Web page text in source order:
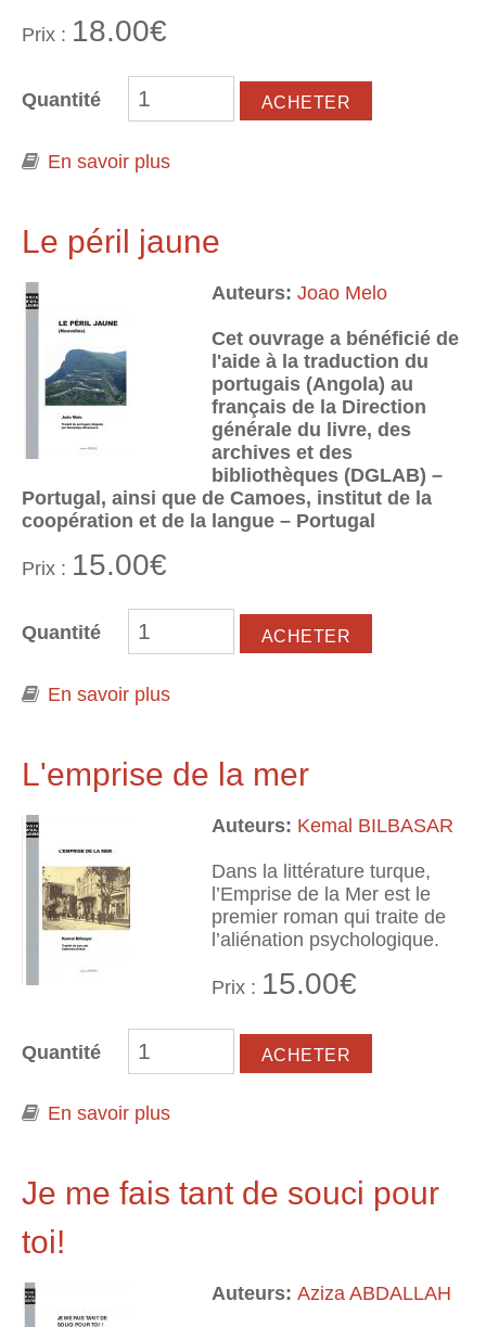
Prix : 18.00€
Quantité
En savoir plus
Le péril jaune
Auteurs: Joao Melo
Cet ouvrage a bénéficié de
l'aide à la traduction du
portugais (Angola) au
français de la Direction
générale du livre, des
archives et des
bibliothèques (DGLAB) –
Portugal, ainsi que de Camoes, institut de la
coopération et de la langue – Portugal
Prix : 15.00€
Quantité
En savoir plus
L'emprise de la mer
Auteurs: Kemal BILBASAR
Dans la littérature turque,
l’Emprise de la Mer est le
premier roman qui traite de
l’aliénation psychologique.
Prix : 15.00€
Quantité
En savoir plus
Je me fais tant de souci pour
toi!
Auteurs: Aziza ABDALLAH